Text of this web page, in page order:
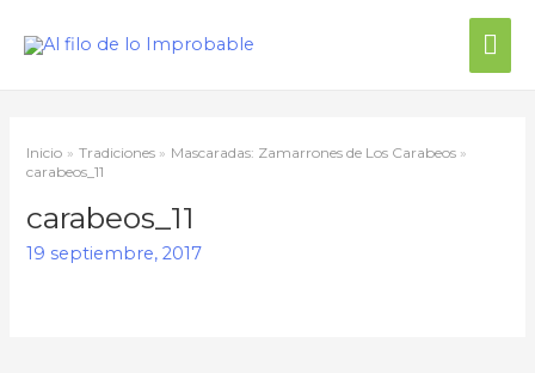
Inicio Tradiciones
Mascaradas: Zamarrones de Los Carabeos
carabeos_11
carabeos_11
19 septiembre, 2017